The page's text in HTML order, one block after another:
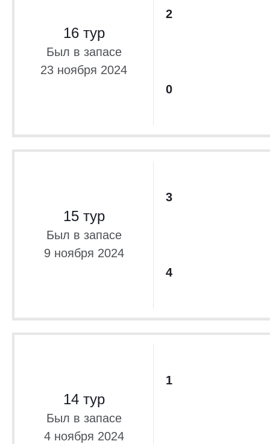
16 тур
Был в запасе
23 ноября 2024
2
0
15 тур
Был в запасе
9 ноября 2024
3
4
14 тур
Был в запасе
4 ноября 2024
1